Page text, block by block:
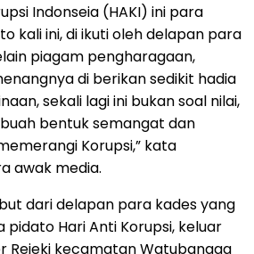
Indonseia (HAKI) ini para
kali ini, di ikuti oleh delapan para
piagam pengharagaan,
di berikan sedikit hadia
sekali lagi ini bukan soal nilai,
bentuk semangat dan
Korupsi,” kata
awak media.
dari delapan para kades yang
Hari Anti Korupsi, keluar
Rejeki kecamatan Watubangga